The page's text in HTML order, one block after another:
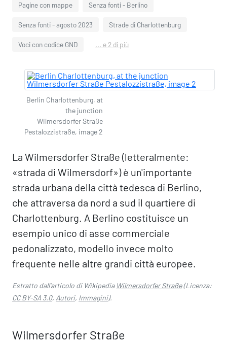
Pagine con mappe Senza fonti - Berlino
Senza fonti - agosto 2023 Strade di Charlottenburg
Voci con codice GND ... e 2 di più
Berlin Charlottenburg, at
the junction
Wilmersdorfer Straße
Pestalozzistraße, image 2
La Wilmersdorfer Straße (letteralmente:
«strada di Wilmersdorf») è un'importante
strada urbana della città tedesca di Berlino,
che attraversa da nord a sud il quartiere di
Charlottenburg. A Berlino costituisce un
esempio unico di asse commerciale
pedonalizzato, modello invece molto
frequente nelle altre grandi città europee.
Estratto dall'articolo di Wikipedia Wilmersdorfer Straße(Licenza:
CC BY-SA 3.0, Autori, Immagini).
Wilmersdorfer Straße